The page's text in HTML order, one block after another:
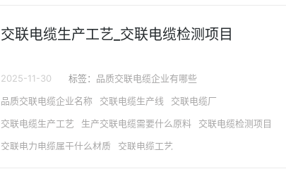
交联电缆生产工艺_交联电缆检测项目
2025-11-30 标签： 品质交联电缆企业有哪些
品质交联电缆企业名称
交联电缆生产线
交联电缆厂
交联电缆生产工艺
生产交联电缆需要什么原料
交联电缆检测项目
交联电力电缆属于什么材质
交联电缆工艺